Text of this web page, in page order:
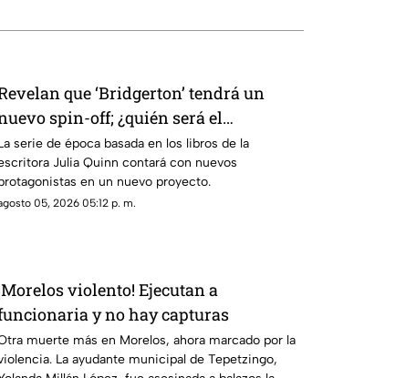
que ‘Bridgerton’ tendrá un
spin-off; ¿quién será el
de la nueva serie?
serie de época basada en los libros de la
Julia Quinn contará con nuevos
en un nuevo proyecto.
05, 2026 05:12 p. m.
violento! Ejecutan a
y no hay capturas
muerte más en Morelos, ahora marcado por la
La ayudante municipal de Tepetzingo,